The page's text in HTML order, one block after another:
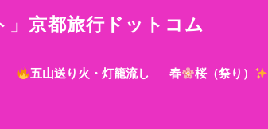
」京都旅行ドットコム
五山送り火・灯籠流し 春 桜（祭り）